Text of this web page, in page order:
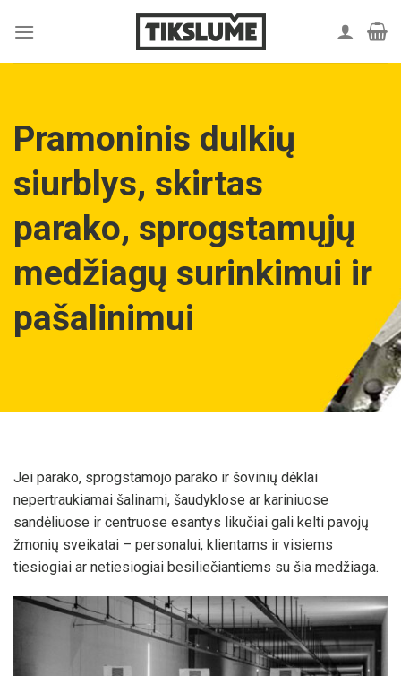
Pramoninis dulkių
siurblys, skirtas
parako, sprogstamųjų
medžiagų surinkimui ir
pašalinimui
Jei parako, sprogstamojo parako ir šovinių dėklai
nepertraukiamai šalinami, šaudyklose ar kariniuose
sandėliuose ir centruose esantys likučiai gali kelti pavojų
žmonių sveikatai – personalui, klientams ir visiems
tiesiogiai ar netiesiogiai besiliečiantiems su šia medžiaga.